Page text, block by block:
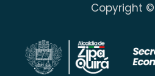
Copyright